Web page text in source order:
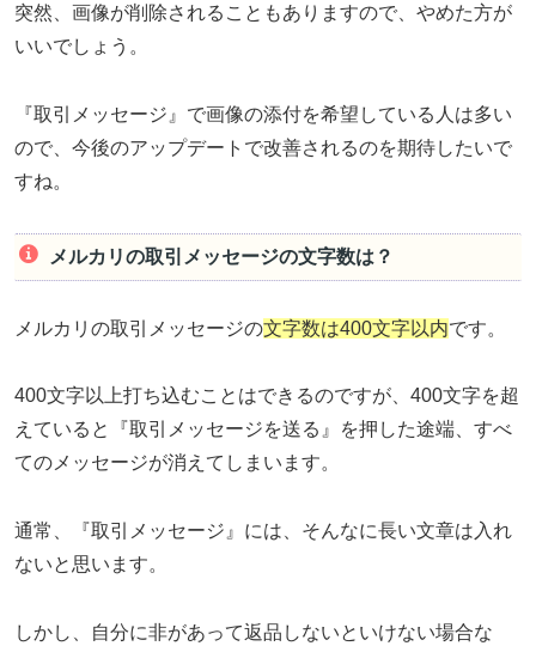
突然、画像が削除されることもありますので、やめた方が
いいでしょう。
『取引メッセージ』で画像の添付を希望している人は多い
ので、今後のアップデートで改善されるのを期待したいで
すね。
メルカリの取引メッセージの文字数は？
メルカリの取引メッセージの文字数は400文字以内です。
400文字以上打ち込むことはできるのですが、400文字を超
えていると『取引メッセージを送る』を押した途端、すべ
てのメッセージが消えてしまいます。
通常、『取引メッセージ』には、そんなに長い文章は入れ
ないと思います。
しかし、自分に非があって返品しないといけない場合な